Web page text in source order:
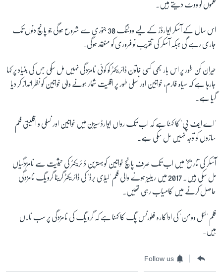
فلموں کو ووٹ دیتے ہیں۔
اس سال کے آسکر ایوارڈز کے لیے ووٹنگ 30 جنوری سے شروع ہوگی جو پانچ دنوں تک
جاری رہے گی جبکہ آسکر کی تقریب نو فروری کو منعقد ہوگی۔
حیران کن طور پر اس بار بھی کسی خاتون ڈائریکٹر کو کوئی نامزدگی نہیں مل سکی جس کی بنیاد پر کہا
جارہا ہے کہ سیاہ فارم، خواتین اور نسلی طور پر اقلیت شمار ہونے والی خواتین کو نظر انداز کر دیا
گیا ہے۔
'اے ایف پی' کا کہنا ہے کہ اب تک رواں ایوارڈ سیزن میں خواتین اور نسلی و اقلیتی فلم
سازوں کو توجہ نہیں مل سکی ہے۔
آسکر کی تاریخ میں اب تک صرف پانچ خواتین کو بہترین ڈائریکٹر کی حیثیت سے نامزدگیاں
مل سکی ہیں۔ 2017 میں ریلیز ہونے والی فلم 'لیڈی برڈ' کی ڈائریکٹر گریٹا گرویگ
نامزدگی
حاصل کرنے میں کامیاب رہی تھیں۔
فلم 'لٹل وومن' کی اداکارہ فلورنس پگ کا کہنا ہے کہ گرویگ کی نامزدگی پر سب نالاں
ہیں۔
Follow us